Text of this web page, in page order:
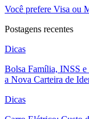
Você prefere Visa ou
Postagens recentes
Dicas
Bolsa Família, INSS
a Nova Carteira de
Dicas